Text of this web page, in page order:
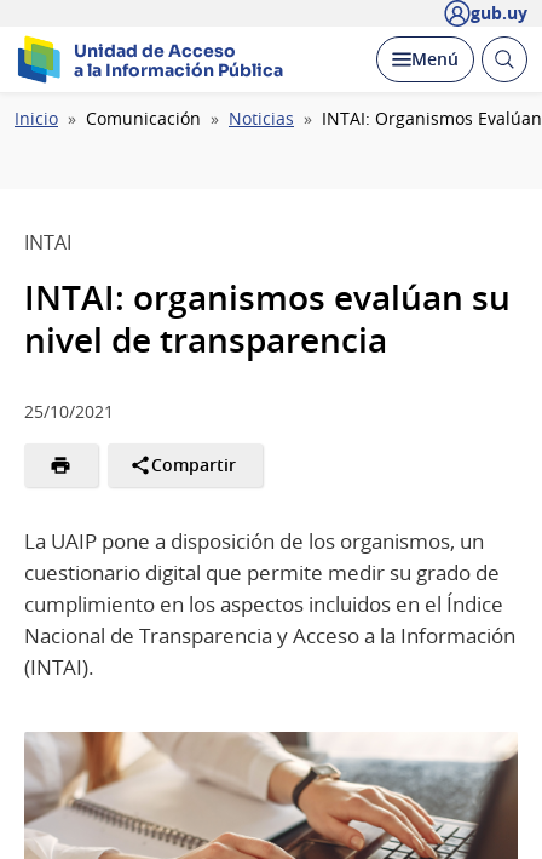
gub.uy
Unidad de Acceso
a la Información Pública
Desplegar
Menú Abrir
Ruta
Inicio Comunicación Noticias INTAI: Organismos
INTAI
INTAI: organismos evalúan su
nivel de transparencia
25/10/2021
Compartir
La UAIP pone a disposición de los organismos, un
cuestionario digital que permite medir su grado de
cumplimiento en los aspectos incluidos en el Índice
Nacional de Transparencia y Acceso a la Información
(INTAI).